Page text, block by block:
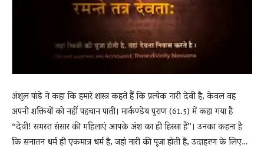
अंशुल पांडे ने कहा कि हमारे शास्त्र कहते हैं कि प्रत्येक नारी देवी है, केवल वह
अपनी शक्तियों को नहीं पहचान पाती। मार्कण्डेय पुराण (61.5) में कहा गया है
“देवी! समस्त संसार की महिलाएं आपके अंश का ही हिस्सा हैं”। उनका कहना है
कि सनातन धर्म ही एकमात्र धर्म है, जहां नारी की पूजा होती है, उदाहरण के लिए…